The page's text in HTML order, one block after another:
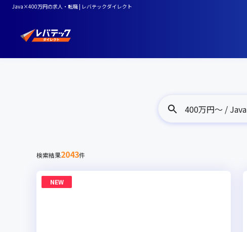
Java×400万円の求人・転職 | レバテックダイレクト
400万円〜 / Java
検索結果2043件
NEW